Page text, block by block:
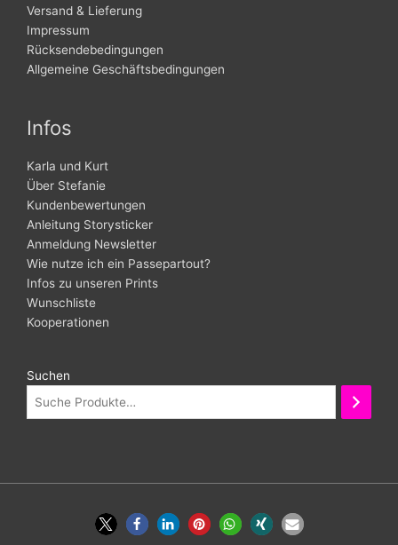
Versand & Lieferung
Impressum
Rücksendebedingungen
Allgemeine Geschäftsbedingungen
Infos
Karla und Kurt
Über Stefanie
Kundenbewertungen
Anleitung Storysticker
Anmeldung Newsletter
Wie nutze ich ein Passepartout?
Infos zu unseren Prints
Wunschliste
Kooperationen
Suchen